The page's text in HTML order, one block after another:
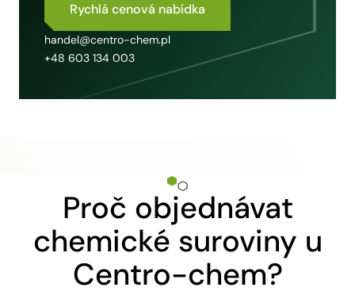
Rychlá cenová nabídka
handel@centro-chem.pl
+48 603 134 003
Proč objednávat
chemické suroviny u
Centro-chem?